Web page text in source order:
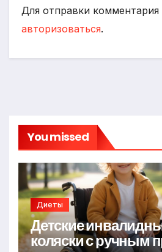
Для отправки
авторизоваться.
You missed
Диеты
Детские
коляски с ручным